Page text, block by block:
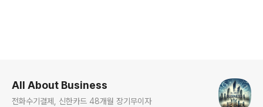
All About Business
전화수기결제, 신한카드 48개월 장기무이자